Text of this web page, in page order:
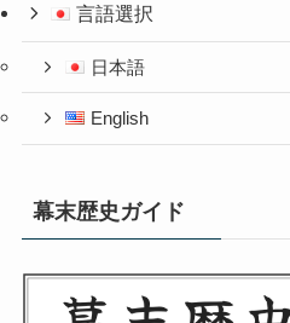
言語選択
日本語
English
幕末歴史ガイド